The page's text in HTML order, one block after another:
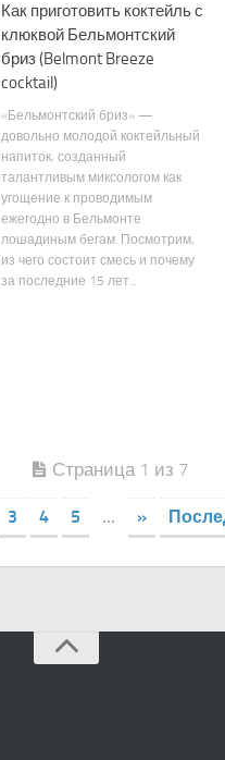
Как приготовить коктейль с
клюквой Бельмонтский
бриз (Belmont Breeze
cocktail)
«Бельмонтский бриз» —
довольно молодой коктейльный
напиток, созданный
талантливым миксологом как
угощение к проводимым
ежегодно в Бельмонте
лошадиным бегам. Посмотрим,
из чего состоит смесь и почему
за последние 15 лет...
Страница 1 из 7
3 4 5 ... »